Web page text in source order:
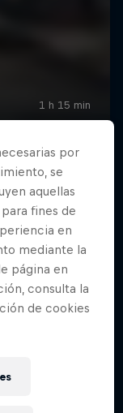
por
se
aquellas
fines de
en
mediante la
página en
consulta la
de cookies